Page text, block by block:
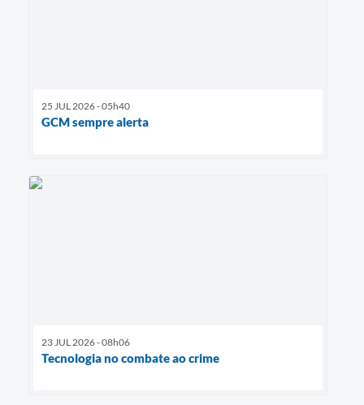
25 JUL 2026 - 05h40
GCM sempre alerta
23 JUL 2026 - 08h06
Tecnologia no combate ao crime